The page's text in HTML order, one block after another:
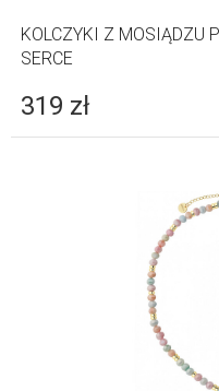
KOLCZYKI Z MOSIĄDZU
SERCE
319 zł